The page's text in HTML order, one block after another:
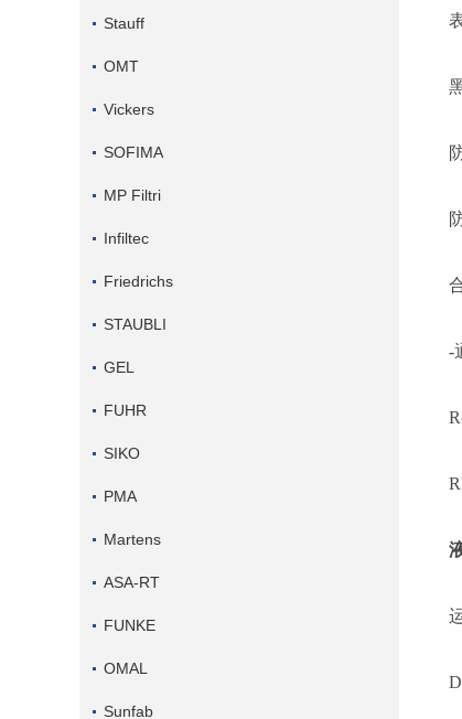
Stauff
OMT
Vickers
SOFIMA
MP Filtri
Infiltec
Friedrichs
STAUBLI
GEL
FUHR
SIKO
PMA
Martens
ASA-RT
FUNKE
OMAL
Sunfab
-